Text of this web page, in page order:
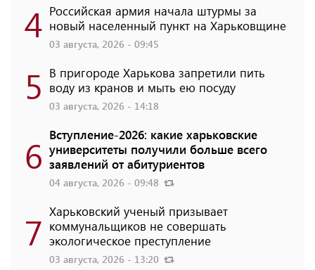
4 Российская армия начала штурмы за
новый населенный пункт на Харьковщине
03 августа, 2026 - 09:45
5 В пригороде Харькова запретили пить
воду из кранов и мыть ею посуду
03 августа, 2026 - 14:18
6 Вступление-2026: какие харьковские
университеты получили больше всего
заявлений от абитуриентов
04 августа, 2026 - 09:48
7 Харьковский ученый призывает
коммунальщиков не совершать
экологическое преступление
03 августа, 2026 - 13:20